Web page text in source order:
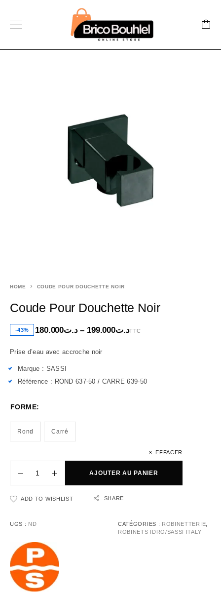
HOME COUDE POUR DOUCHETTE NOIR
Coude Pour Douchette Noir
-43% د.ت180.000 – د.ت199.000 TTC
Prise d’eau avec accroche noir
Marque : SASSI
Référence : ROND 637-50 / CARRE 639-50
FORME:
Rond Carré
EFFACER
AJOUTER AU PANIER
ADD TO WISHLIST SHARE
UGS : ND CATÉGORIES : ROBINETTERIE
ROBINETS IDRO/SASSI ITALY